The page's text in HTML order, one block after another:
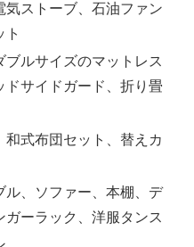
ストーブ、石油ファン
ト
ブルサイズのマットレス
サイドガード、折り畳
式布団セット、替えカ
ル、ソファー、本棚、デ
ガーラック、洋服タンス